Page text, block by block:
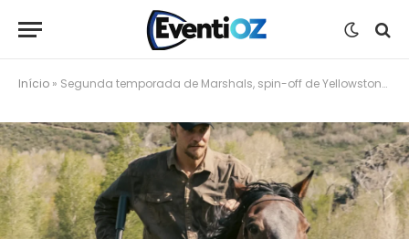
Início » Segunda temporada de Marshals, spin-off de Yellowstone, começa produção com primeiras imagens divulgadas